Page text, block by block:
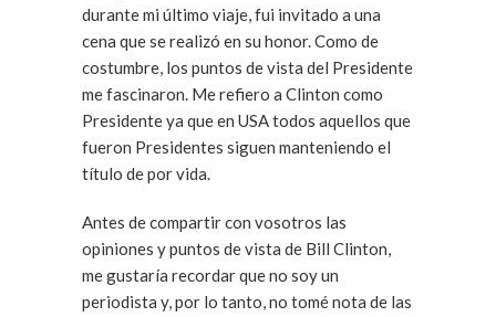
durante mi último viaje, fui invitado a una
cena que se realizó en su honor. Como de
costumbre, los puntos de vista del Presidente
me fascinaron. Me refiero a Clinton como
Presidente ya que en USA todos aquellos que
fueron Presidentes siguen manteniendo el
título de por vida.
Antes de compartir con vosotros las
opiniones y puntos de vista de Bill Clinton,
me gustaría recordar que no soy un
periodista y, por lo tanto, no tomé nota de las